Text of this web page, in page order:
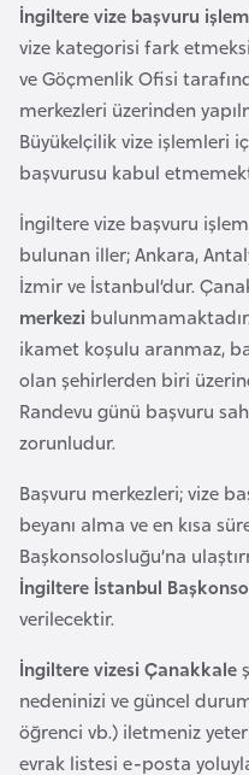
İngiltere vize başvuru
vize kategorisi fark
ve Göçmenlik Ofisi
merkezleri üzerinden
Büyükelçilik vize işlemleri
başvurusu kabul
İngiltere vize başvuru
bulunan iller; Ankara,
İzmir ve İstanbul’dur.
merkezi
ikamet koşulu aranmaz,
olan şehirlerden biri
Randevu günü başvuru
zorunludur.
Başvuru merkezleri; vize
beyanı alma ve en kısa
Başkonsolosluğu’na
İngiltere İstanbul
verilecektir.
İngiltere vizesi Çanakkale
nedeninizi ve güncel
öğrenci vb.) iletmeniz
evrak listesi e-posta
B
a
l
a
d
e
ş
B
e
l
a
u
s
B
l
ç
i